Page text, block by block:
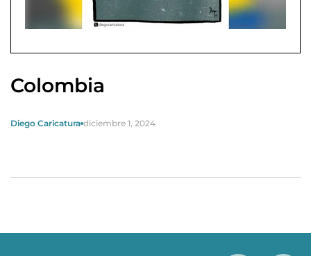
Colombia
Diego Caricatura diciembre 1, 2024